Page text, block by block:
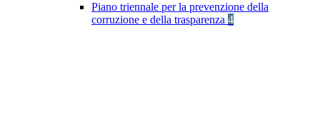
Piano triennale per la prevenzione della
corruzione e della trasparenza 4